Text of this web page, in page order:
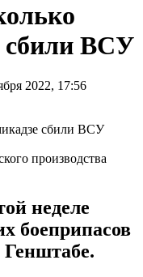
сбили ВСУ
2022, 17:56
производства
неделе
боеприпасов
Генштабе.